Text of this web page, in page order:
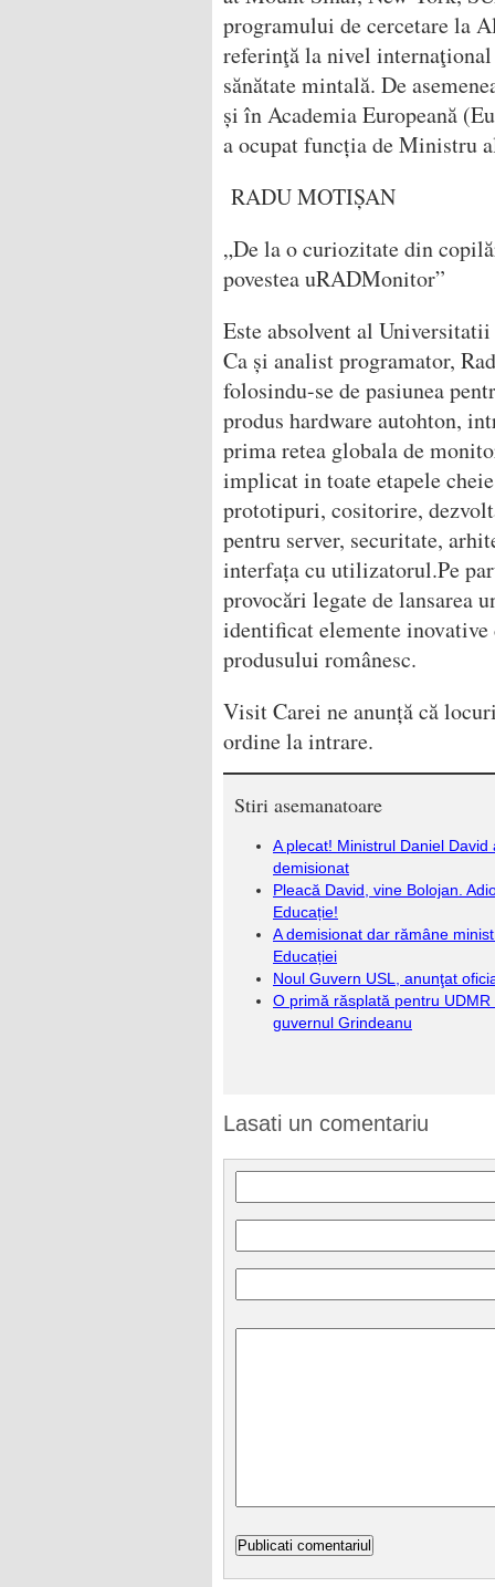
programului de cercetare la
referinţă la nivel
sănătate mintală. De
și în Academia Europeană
a ocupat funcția de Ministru
RADU MOTIȘAN
„De la o curiozitate din
povestea uRADMonitor”
Este absolvent al
Ca și analist programator,
folosindu-se de pasiunea
produs hardware autohton,
prima retea globala de
implicat in toate etapele
prototipuri, cositorire,
pentru server, securitate,
interfața cuutilizatorul.Pe
provocări legate de lansarea
identificat elemente inovative
produsului românesc.
Visit Carei ne anunță că
ordine la intrare.
Stiri asemanatoare
A plecat! Ministrul Daniel David
demisionat
Pleacă David, vine Bolojan.
Educație!
A demisionat dar rămâne
Educației
Noul Guvern USL, anunţat
O primă răsplată pentru UDMR
guvernul Grindeanu
Lasati un comentariu